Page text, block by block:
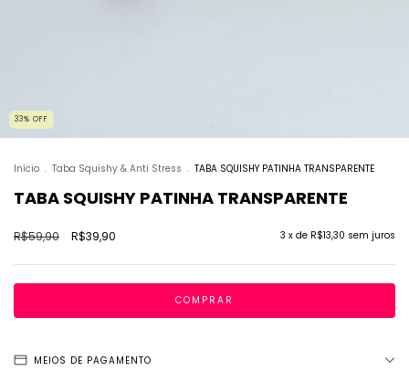
33% OFF
Início . Taba Squishy & Anti Stress . TABA SQUISHY PATINHA TRANSPARENTE
TABA SQUISHY PATINHA TRANSPARENTE
R$59,90 R$39,90 3 x de R$13,30 sem juros
MEIOS DE PAGAMENTO